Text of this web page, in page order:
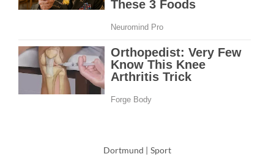
Dortmund | Sport